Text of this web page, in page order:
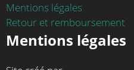
Mentions légales
Retour et remboursement
Mentions légales